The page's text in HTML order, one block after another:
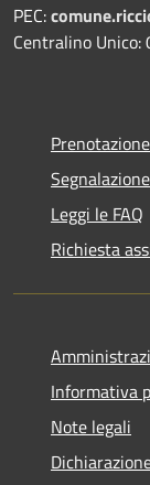
PEC:
Centralino
Leggi le FAQ
Richiesta
Informativa
Note legali